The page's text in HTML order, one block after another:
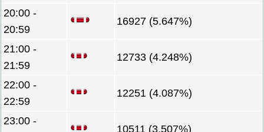
20:00 -
20:59
16927 (5.647%)
21:00 -
21:59
12733 (4.248%)
22:00 -
22:59
12251 (4.087%)
23:00 -
10511 (3.507%)